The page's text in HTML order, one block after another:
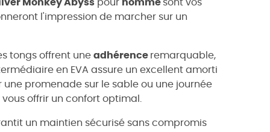
Monkey Abyss pour homme sont vos
l'impression de marcher sur un
tongs offrent une adhérence remarquable,
en EVA assure un excellent amorti
promenade sur le sable ou une journée
offrir un confort optimal.
un maintien sécurisé sans compromis